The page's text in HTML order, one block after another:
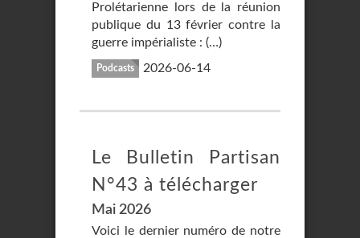
Prolétarienne lors de la réunion
publique du 13 février contre la
guerre impérialiste : (…)
Podcasts 2026-06-14
Le Bulletin Partisan
N°43 à télécharger
Mai 2026
Voici le dernier numéro de notre